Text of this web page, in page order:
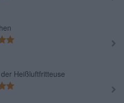
Heißluftfritteuse